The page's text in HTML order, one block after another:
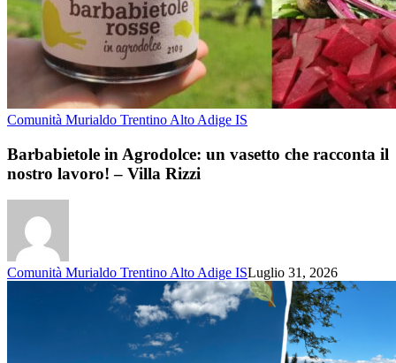
Comunità Murialdo Trentino Alto Adige IS
Barbabietole in Agrodolce: un vasetto che racconta il
nostro lavoro! – Villa Rizzi
Comunità Murialdo Trentino Alto Adige ISLuglio 31, 2026